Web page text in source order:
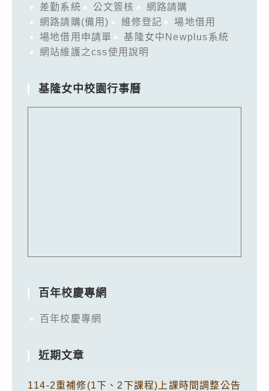
差勤系統 公文簽核
網路請購
網路請購(備用)
維修登記
場地借用
場地借用申請單
基隆女中Newplus系統
網站維護之css使用說明
基隆女中校園行事曆
百年校慶專網
百年校慶專網
近期文章
114-2重補修(1下、2下課程)上課時間調整公告